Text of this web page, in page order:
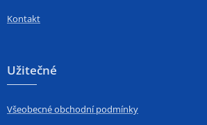
Kontakt
Užitečné
Všeobecné obchodní podmínky